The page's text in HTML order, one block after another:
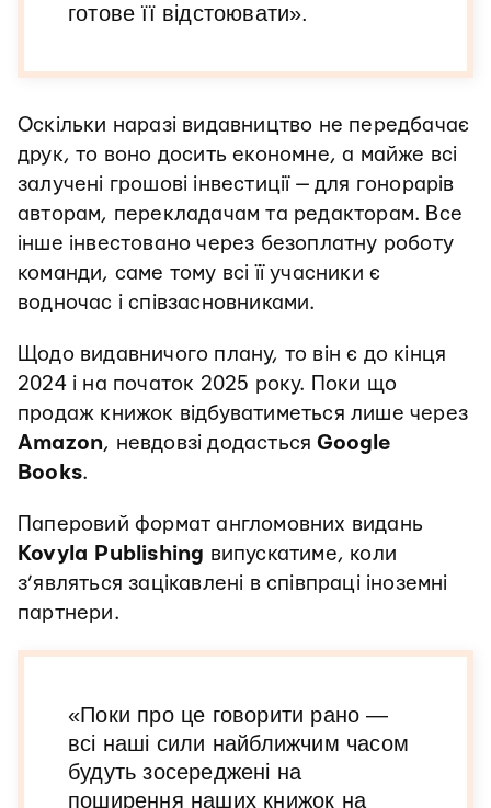
готове її відстоювати».
Оскільки наразі видавництво не передбачає
друк, то воно досить економне, а майже всі
залучені грошові інвестиції — для гонорарів
авторам, перекладачам та редакторам. Все
інше інвестовано через безоплатну роботу
команди, саме тому всі її учасники є
водночас і співзасновниками.
Щодо видавничого плану, то він є до кінця
2024 і на початок 2025 року. Поки що
продаж книжок відбуватиметься лише через
Amazon, невдовзі додастьсяGoogle
Books.
Паперовий формат англомовних видань
Kovyla Publishing випускатиме, коли
з’являться зацікавлені в співпраці іноземні
партнери.
«Поки про це говорити рано —
всі наші сили найближчим часом
будуть зосереджені на
поширення наших книжок на